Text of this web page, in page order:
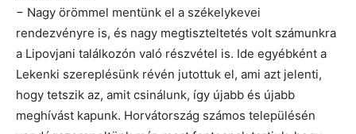
− Nagy örömmel mentünk el a székelykevei
rendezvényre is, és nagy megtiszteltetés volt számunkra
a Lipovjani találkozón való részvétel is. Ide egyébként a
Lekenki szereplésünk révén jutottuk el, ami azt jelenti,
hogy tetszik az, amit csinálunk, így újabb és újabb
meghívást kapunk. Horvátország számos településén